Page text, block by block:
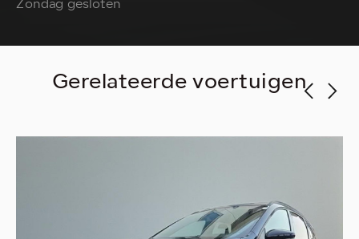
Zondag gesloten
Gerelateerde voertuigen